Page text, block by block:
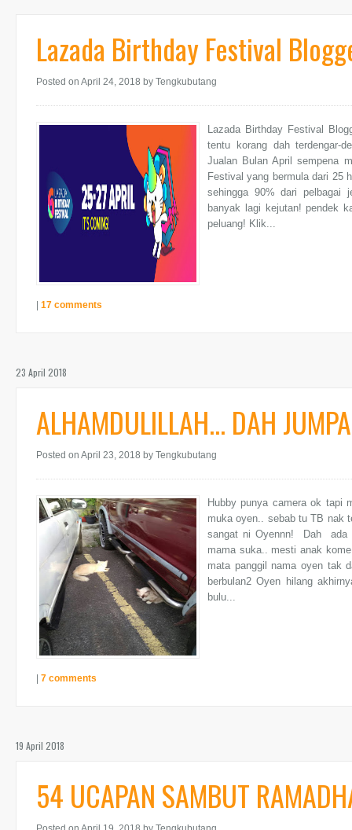
Lazada Birthday Festival
Posted on April 24, 2018 by Tengkubutang
Lazada Birthday Festival
tentu korang dah terdengar-
Jualan Bulan April sempena
Festival yang bermula dari 25
sehingga 90% dari pelbagai
banyak lagi kejutan! pendek
peluang! Klik...
| 17 comments
23 April 2018
ALHAMDULILLAH... DAH
Posted on April 23, 2018 by Tengkubutang
Hubby punya camera ok tapi
muka oyen.. sebab tu TB nak
sangat ni Oyennn! Dah ada
mama suka.. mesti anak
mata panggil nama oyen tak
berbulan2 Oyen hilang
bulu...
| 7 comments
19 April 2018
54 UCAPAN SAMBUT